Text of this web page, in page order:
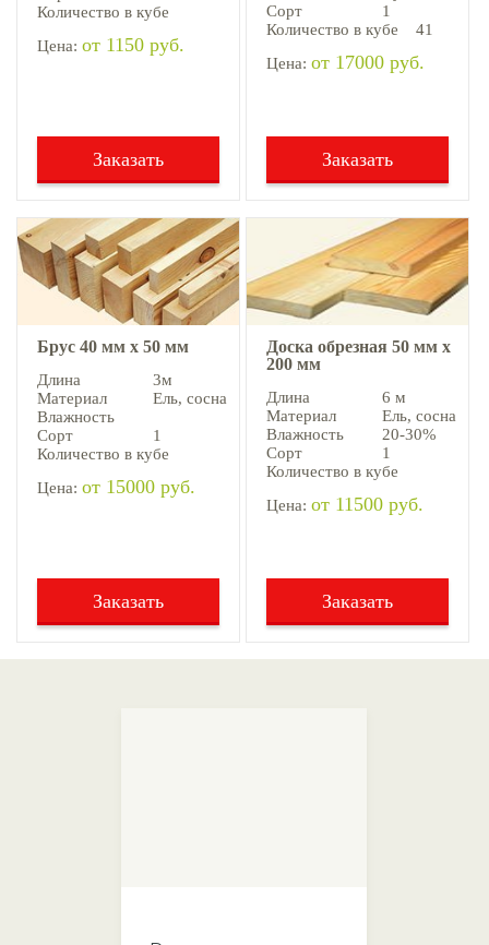
Количество в кубе
Цена: от 1150 руб.
Заказать
Сорт
1
Количество в кубе
41
Цена: от 17000 руб.
Заказать
Брус 40 мм х 50 мм
Длина
3м
Материал
Ель, cосна
Влажность
Сорт
1
Количество в кубе
Цена: от 15000 руб.
Заказать
Доска обрезная 50 мм х
200 мм
Длина
6 м
Материал
Ель, cосна
Влажность
20-30%
Сорт
1
Количество в кубе
Цена: от 11500 руб.
Заказать